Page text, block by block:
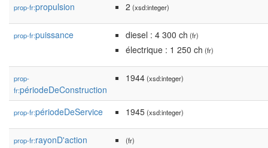
prop-fr:propulsion 2 (xsd:integer)
prop-fr:puissance diesel : 4 300 ch (fr)
électrique : 1 250 ch (fr)
prop-
fr:périodeDeConstruction
1944(xsd:integer)
prop-fr:périodeDeService 1945(xsd:integer)
prop-fr:rayonD'action (fr)